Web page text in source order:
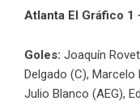
Atlanta El Gráfico 1
Goles: Joaquín
Delgado (C), Marcelo
Julio Blanco (AEG),